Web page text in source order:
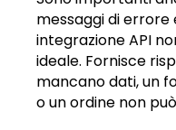
messaggi di errore
integrazione API
ideale. Fornisce
mancano dati, un
o un ordine non